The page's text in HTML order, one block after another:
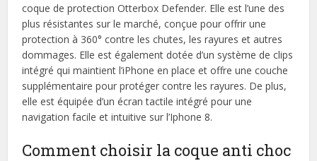
coque de protection Otterbox Defender. Elle est l’une des
plus résistantes sur le marché, conçue pour offrir une
protection à 360° contre les chutes, les rayures et autres
dommages. Elle est également dotée d’un système de clips
intégré qui maintient l’iPhone en place et offre une couche
supplémentaire pour protéger contre les rayures. De plus,
elle est équipée d’un écran tactile intégré pour une
navigation facile et intuitive sur l’Iphone 8.
Comment choisir la coque anti choc